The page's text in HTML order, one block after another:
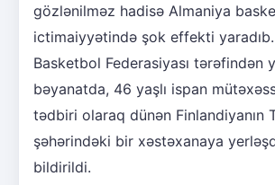
gözlənilməz hadisə Almaniya
ictimaiyyətində şok effekti
Basketbol Federasiyası tərəfindən
bəyanatda, 46 yaşlı ispan
tədbiri olaraq dünən Finlandiyanın
şəhərindəki bir xəstəxanaya
bildirildi.